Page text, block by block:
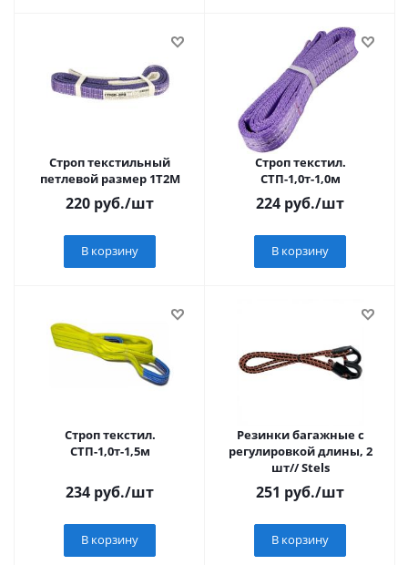
Строп текстильный
петлевой размер 1T2M
220 руб./шт
В корзину
Строп текстил.
СТП-1,0т-1,0м
224 руб./шт
В корзину
Строп текстил.
СТП-1,0т-1,5м
234 руб./шт
В корзину
Резинки багажные с
регулировкой длины, 2
шт// Stels
251 руб./шт
В корзину